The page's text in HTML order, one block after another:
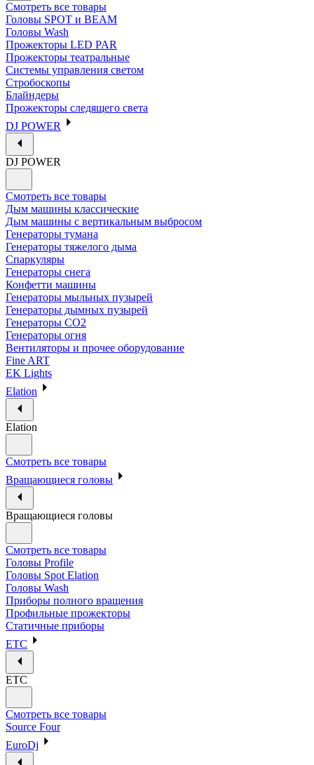
Смотреть все товары
Головы SPOT и BEAM
Головы Wash
Прожекторы LED PAR
Прожекторы театральные
Системы управления светом
Стробоскопы
Блайндеры
Прожекторы следящего света
DJ POWER
DJ POWER
Смотреть все товары
Дым машины классические
Дым машины с вертикальным выбросом
Генераторы тумана
Генераторы тяжелого дыма
Спаркуляры
Генераторы снега
Конфетти машины
Генераторы мыльных пузырей
Генераторы дымных пузырей
Генераторы CO2
Генераторы огня
Вентиляторы и прочее оборудование
Fine ART
EK Lights
Elation
Elation
Смотреть все товары
Вращающиеся головы
Вращающиеся головы
Смотреть все товары
Головы Profile
Головы Spot Elation
Головы Wash
Приборы полного вращения
Профильные прожекторы
Статичные приборы
ETC
ETC
Смотреть все товары
Source Four
EuroDj